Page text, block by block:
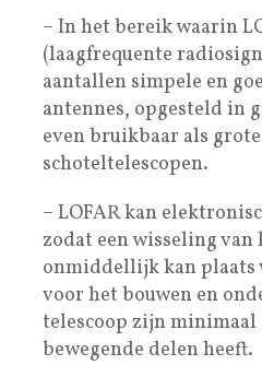
– In het bereik waarin
(laagfrequente
aantallen simpele en
antennes, opgesteld in
even bruikbaar als
schoteltelescopen.
– LOFAR kan
zodat een wisseling
onmiddellijk kan plaats
voor het bouwen en
telescoop zijn minimaal
bewegende delen heeft.